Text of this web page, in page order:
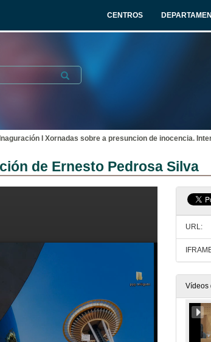
CENTROS
Submit
Inaguración I Xornadas sobre a presuncion de inocencia.
de Ernesto Pedrosa Silva
URL:
Vídeos